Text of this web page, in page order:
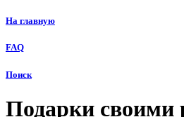
На главную
FAQ
Поиск
Подарки